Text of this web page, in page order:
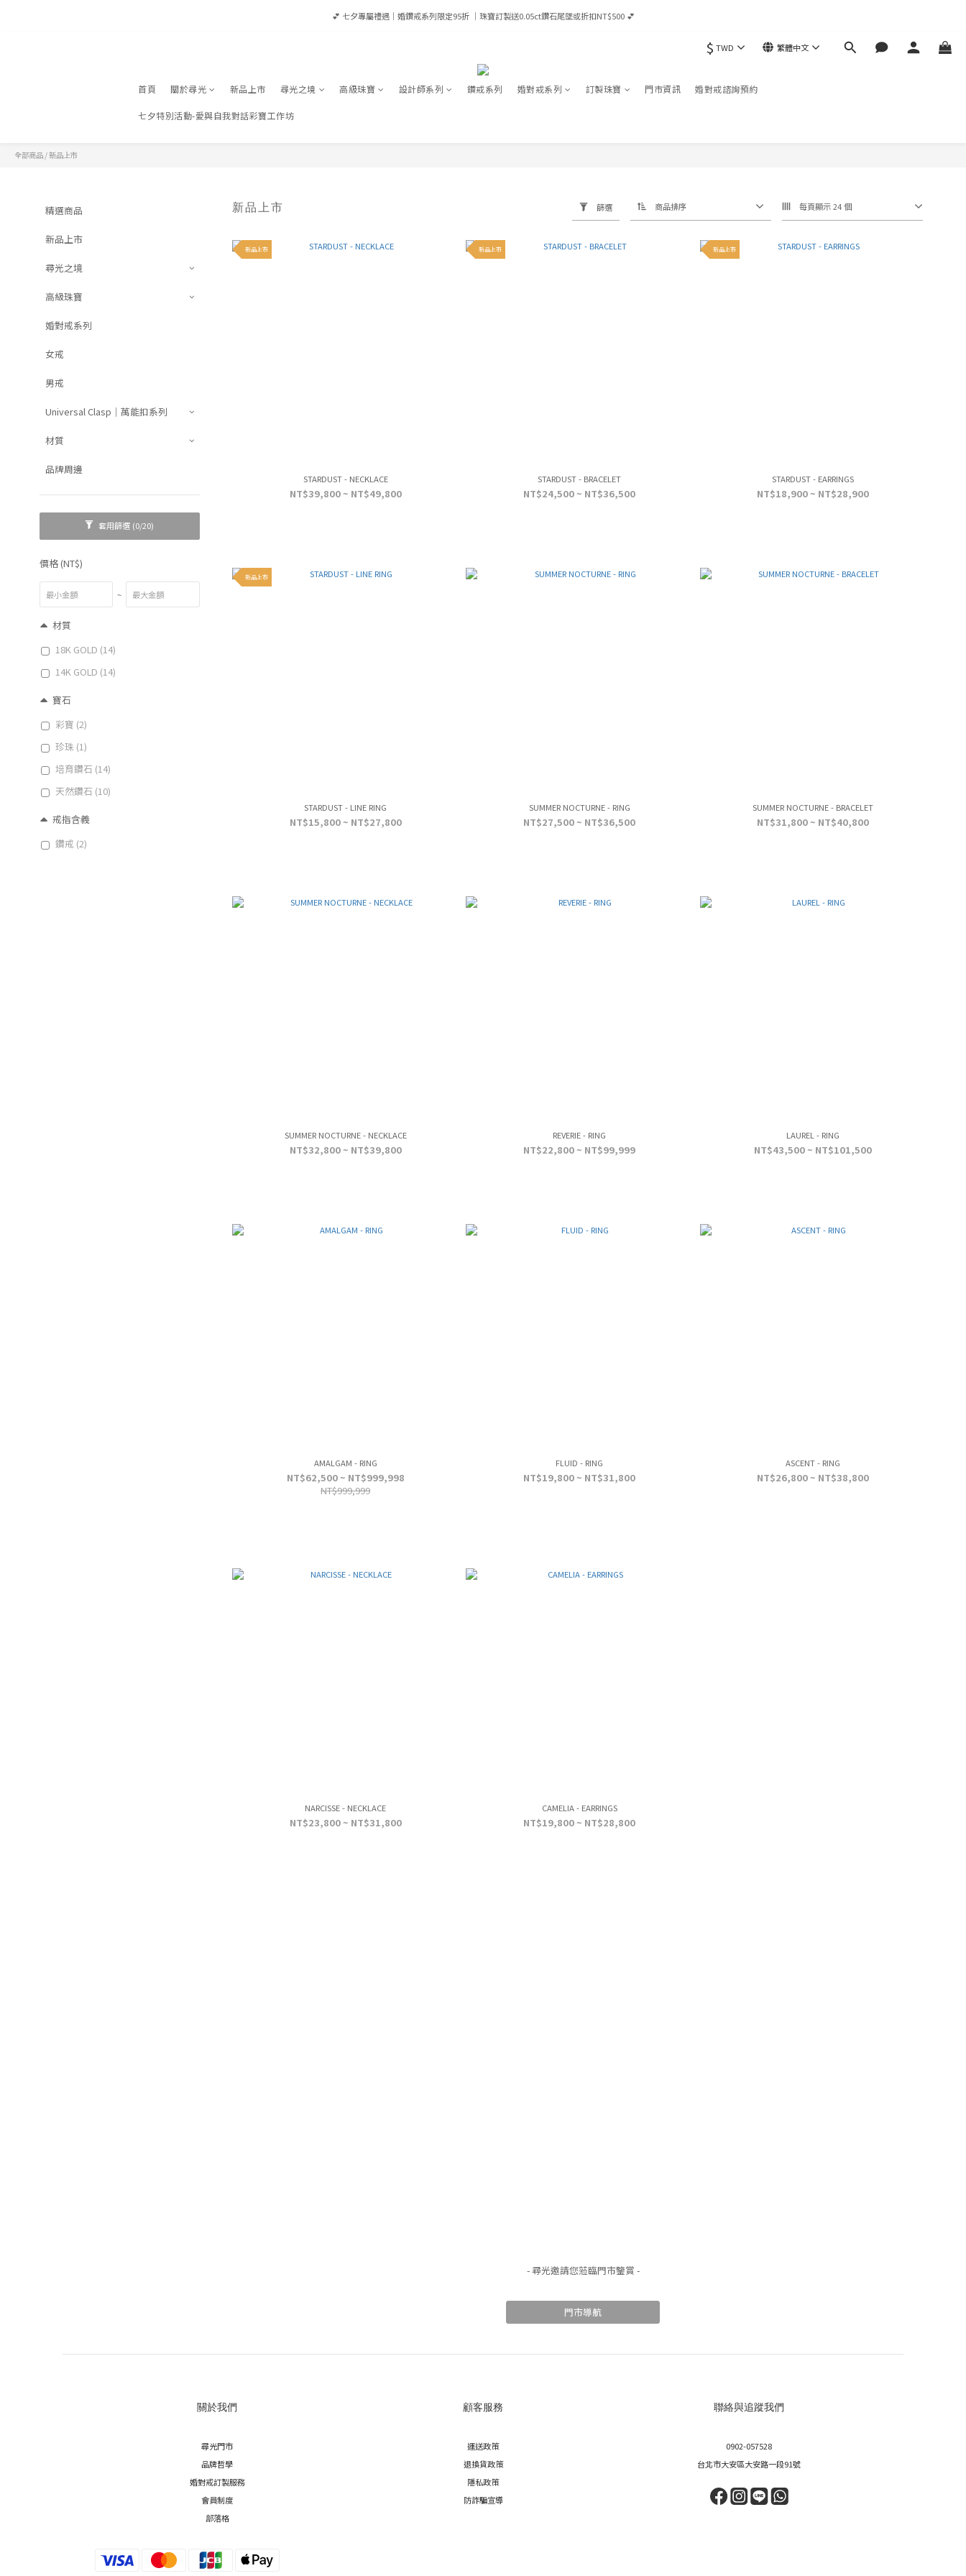
💕 七夕專屬禮遇｜婚鑽戒系列限定95折 ｜珠寶訂製送0.05ct鑽石尾墜或折扣NT$500 💕
💕 七夕專屬禮遇｜婚鑽戒系列限定95折 ｜珠寶訂製送0.05ct鑽石尾墜或折扣NT$500 💕
$ TWD 繁體中文
首頁 關於尋光 新品上市 尋光之境 高級珠寶 設計師系列 鑽戒系列 婚對戒系列 訂製珠寶 門市資訊 婚對戒諮詢預約
七夕特別活動-愛與自我對話彩寶工作坊
全部商品 /新品上市
精選商品
新品上市
尋光之境
高級珠寶
婚對戒系列
女戒
男戒
Universal Clasp｜萬能扣系列
材質
品牌周邊
套用篩選 (0/20)
價格 (NT$)
~
材質
18K GOLD (14)
14K GOLD (14)
寶石
彩寶 (2)
珍珠 (1)
培育鑽石 (14)
天然鑽石 (10)
戒指含義
鑽戒 (2)
新品上市 篩選 商品排序 每頁顯示 24 個
新品上市
STARDUST - NECKLACE
NT$39,800 ~ NT$49,800
新品上市
STARDUST - BRACELET
NT$24,500 ~ NT$36,500
新品上市
STARDUST - EARRINGS
NT$18,900 ~ NT$28,900
新品上市
STARDUST - LINE RING
NT$15,800 ~ NT$27,800
SUMMER NOCTURNE - RING
NT$27,500 ~ NT$36,500
SUMMER NOCTURNE - BRACELET
NT$31,800 ~ NT$40,800
SUMMER NOCTURNE - NECKLACE
NT$32,800 ~ NT$39,800
REVERIE - RING
NT$22,800 ~ NT$99,999
LAUREL - RING
NT$43,500 ~ NT$101,500
AMALGAM - RING
NT$62,500 ~ NT$999,998
NT$999,999
FLUID - RING
NT$19,800 ~ NT$31,800
ASCENT - RING
NT$26,800 ~ NT$38,800
NARCISSE - NECKLACE
NT$23,800 ~ NT$31,800
CAMELIA - EARRINGS
NT$19,800 ~ NT$28,800
- 尋光邀請您蒞臨門市鑒賞 -
門市導航
關於我們
尋光門市
品牌哲學
婚對戒訂製服務
會員制度
部落格
顧客服務
運送政策
退換貨政策
隱私政策
防詐騙宣導
聯絡與追蹤我們
0902-057528
台北市大安區大安路一段91號